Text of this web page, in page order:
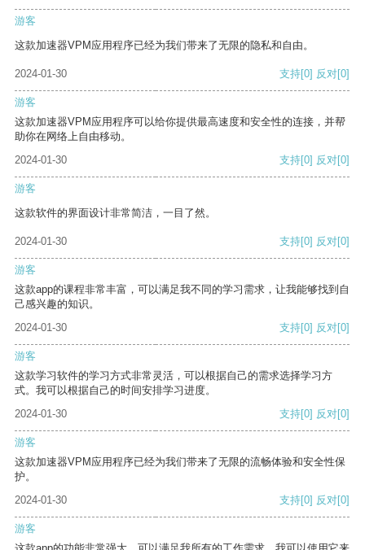
游客
这款加速器VPM应用程序已经为我们带来了无限的隐私和自由。
2024-01-30 支持[0] 反对[0]
游客
这款加速器VPM应用程序可以给你提供最高速度和安全性的连接，并帮
助你在网络上自由移动。
2024-01-30
支持[0] 反对[0]
游客
这款软件的界面设计非常简洁，一目了然。
2024-01-30 支持[0] 反对[0]
游客
这款app的课程非常丰富，可以满足我不同的学习需求，让我能够找到自
己感兴趣的知识。
2024-01-30
支持[0] 反对[0]
游客
这款学习软件的学习方式非常灵活，可以根据自己的需求选择学习方
式。我可以根据自己的时间安排学习进度。
2024-01-30
支持[0] 反对[0]
游客
这款加速器VPM应用程序已经为我们带来了无限的流畅体验和安全性保
护。
2024-01-30
支持[0] 反对[0]
游客